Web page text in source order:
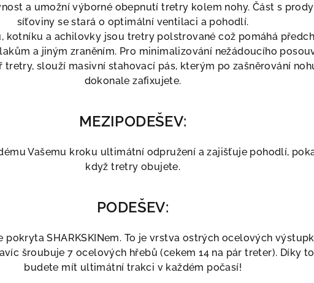
a umožní výborné obepnutí tretry kolem nohy. Část s
síťoviny se stará o optimální ventilaci a pohodlí.
kotníku a achilovky jsou tretry polstrované což pomáhá
a jiným zraněním. Pro minimalizování nežádoucího
tretry, slouží masivní stahovací pás, kterým po zašněrování
dokonale zafixujete.
MEZIPODEŠEV:
Vašemu kroku ultimátní odpružení a zajišťuje pohodlí,
když tretry obujete.
PODEŠEV:
pokryta SHARKSKINem. To je vrstva ostrých ocelových
šroubuje 7 ocelových hřebů (cekem 14 na pár treter). Díky
budete mít ultimátní trakci v každém počasí!